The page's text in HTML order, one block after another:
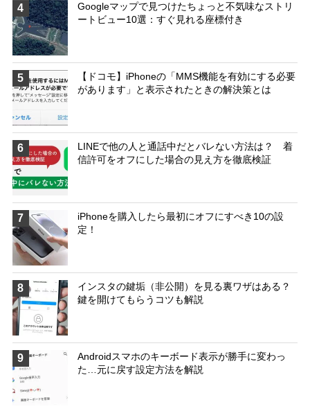
4
Googleマップで見つけたちょっと不気味なストリ
ートビュー10選：すぐ見れる座標付き
5
【ドコモ】iPhoneの「MMS機能を有効にする必要
があります」と表示されたときの解決策とは
6
LINEで他の人と通話中だとバレない方法は？ 着
信許可をオフにした場合の見え方を徹底検証
7
iPhoneを購入したら最初にオフにすべき10の設
定！
8
インスタの鍵垢（非公開）を見る裏ワザはある？
鍵を開けてもらうコツも解説
9
Androidスマホのキーボード表示が勝手に変わっ
た…元に戻す設定方法を解説